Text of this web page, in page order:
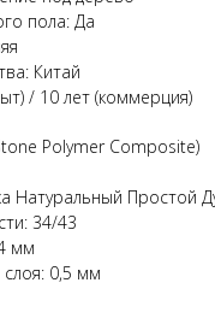
пола: Да
Китай
/ 10 лет (коммерция)
Polymer Composite)
Натуральный Простой
34/43
мм
0,5 мм